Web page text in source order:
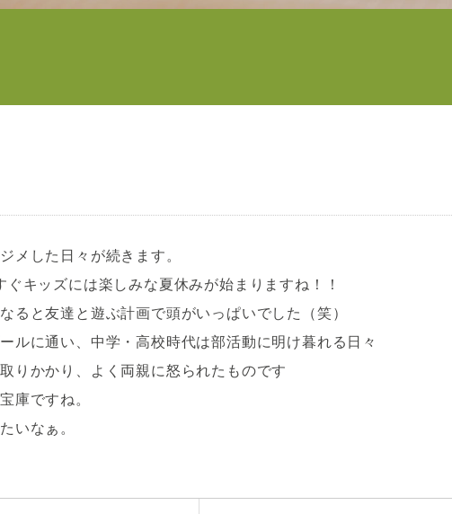
メした日々が続きます。
キッズには楽しみな夏休みが始まりますね！！
ると友達と遊ぶ計画で頭がいっぱいでした（笑）
ルに通い、中学・高校時代は部活動に明け暮れる日々
りかかり、よく両親に怒られたものです
庫ですね。
いなぁ。